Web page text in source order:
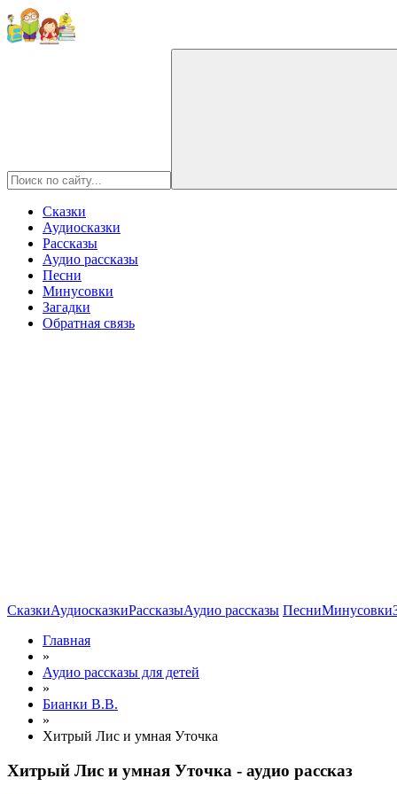
Сказки
Аудиосказки
Рассказы
Аудио рассказы
Песни
Минусовки
Загадки
Обратная связь
СказкиАудиосказкиРассказыАудио рассказы ПесниМинусовки
Главная
»
Аудио рассказы для детей
»
Бианки В.В.
»
Хитрый Лис и умная Уточка
Хитрый Лис и умная Уточка - аудио рассказ